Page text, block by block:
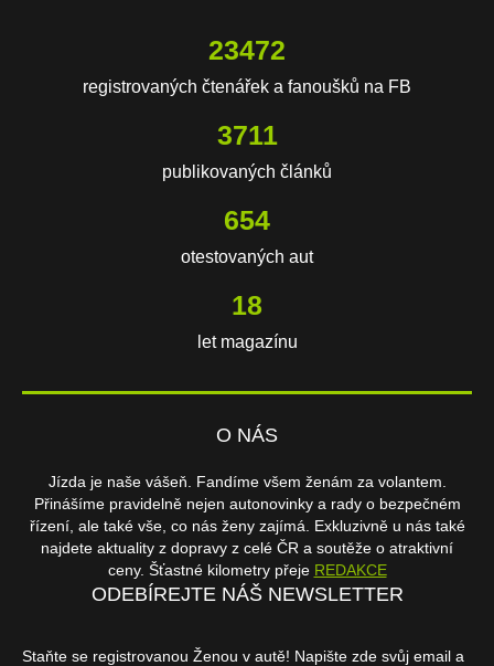
23472
registrovaných čtenářek a fanoušků na FB
3711
publikovaných článků
654
otestovaných aut
18
let magazínu
O NÁS
Jízda je naše vášeň. Fandíme všem ženám za volantem.
Přinášíme pravidelně nejen autonovinky a rady o bezpečném
řízení, ale také vše, co nás ženy zajímá. Exkluzivně u nás také
najdete aktuality z dopravy z celé ČR a soutěže o atraktivní
ceny. Šťastné kilometry přeje REDAKCE
ODEBÍREJTE NÁŠ NEWSLETTER
Staňte se registrovanou Ženou v autě! Napište zde svůj email a